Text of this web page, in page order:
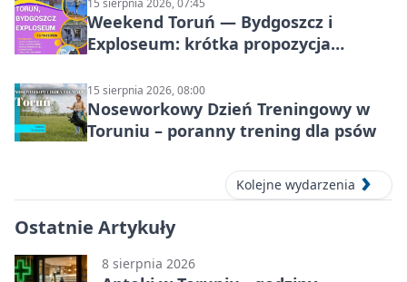
15 sierpnia 2026, 07:45
Weekend Toruń — Bydgoszcz i
Exploseum: krótka propozycja
15 sierpnia 2026, 08:00
Noseworkowy Dzień Treningowy w
Toruniu – poranny trening dla psów
Kolejne wydarzenia
Ostatnie Artykuły
8 sierpnia 2026